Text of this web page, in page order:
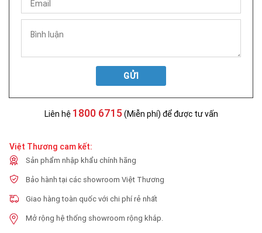
GỬI
Liên hệ 1800 6715 (Miễn phí) để được tư vấn
Việt Thương cam kết:
Sản phẩm nhập khẩu chính hãng
Bảo hành tại các showroom Việt Thương
Giao hàng toàn quốc với chi phí rẻ nhất
Mở rộng hệ thống showroom rộng khắp.